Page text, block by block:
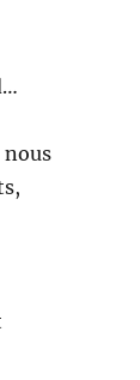
nous